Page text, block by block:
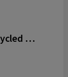
IQONIQ Kakadu relaxed gerecycled katoen t-shirt